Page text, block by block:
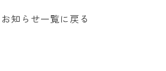
お知らせ一覧に戻る